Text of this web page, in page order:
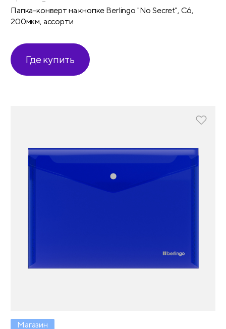
Папка-конверт на кнопке Berlingo "No Secret", С6,
200мкм, ассорти
Где купить
Магазин